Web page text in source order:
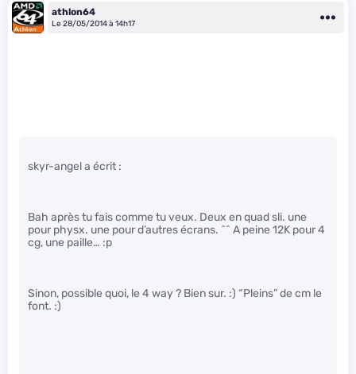
athlon64
Le 28/05/2014 à 14h17
skyr-angel a écrit :
Bah après tu fais comme tu veux. Deux en quad sli. une
pour physx. une pour d’autres écrans. ^^ A peine 12K pour 4
cg, une paille… :p
Sinon, possible quoi, le 4 way ? Bien sur. :) “Pleins” de cm le
font. :)